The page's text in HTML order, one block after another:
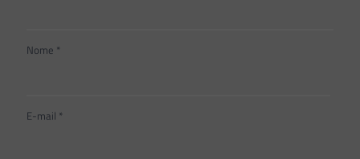
Nome *
E-mail *